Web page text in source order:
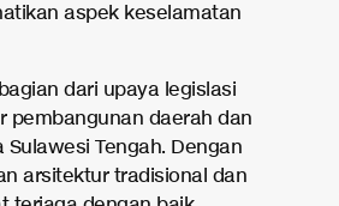
aspek keselamatan
dari upaya legislasi
pembangunan daerah dan
Tengah. Dengan
arsitektur tradisional dan